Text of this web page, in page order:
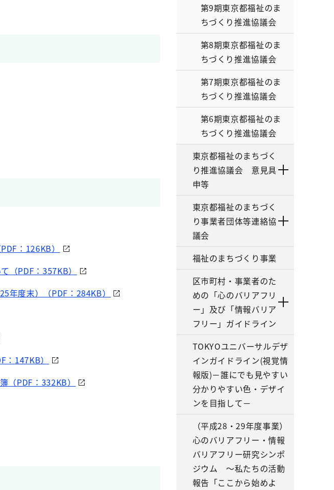
：126KB）
（PDF：357KB）
年度末）（PDF：284KB）
147KB）
（PDF：332KB）
第9期東京都福祉のま
ちづくり推進協議会
第8期東京都福祉のま
ちづくり推進協議会
第7期東京都福祉のま
ちづくり推進協議会
第6期東京都福祉のま
ちづくり推進協議会
東京都福祉のまちづく
り推進協議会 意見具
申等
東京都福祉のまちづく
り事業者団体等連絡協
議会
福祉のまちづくり事業
区市町村・事業者のた
めの「心のバリアフリ
ー」及び「情報バリア
フリー」ガイドライン
TOKYOユニバーサルデザ
インガイドライン(視覚情
報版)－誰にでも見やすい
分かりやすい色・デザイ
ンを目指して－
（平成28・29年度事業）
心のバリアフリー・情報
バリアフリー研究シンポ
ジウム ～私たちの活動
報告「ここから始めよ